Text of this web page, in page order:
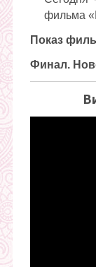
фильма
Показ
Финал.